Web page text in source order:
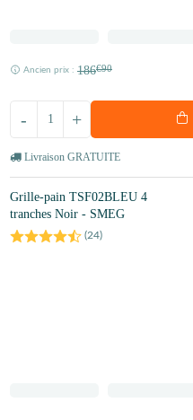
Ancien prix : 186€90
+
-
Livraison GRATUITE
Grille-pain TSF02BLEU 4
tranches Noir - SMEG
(24)